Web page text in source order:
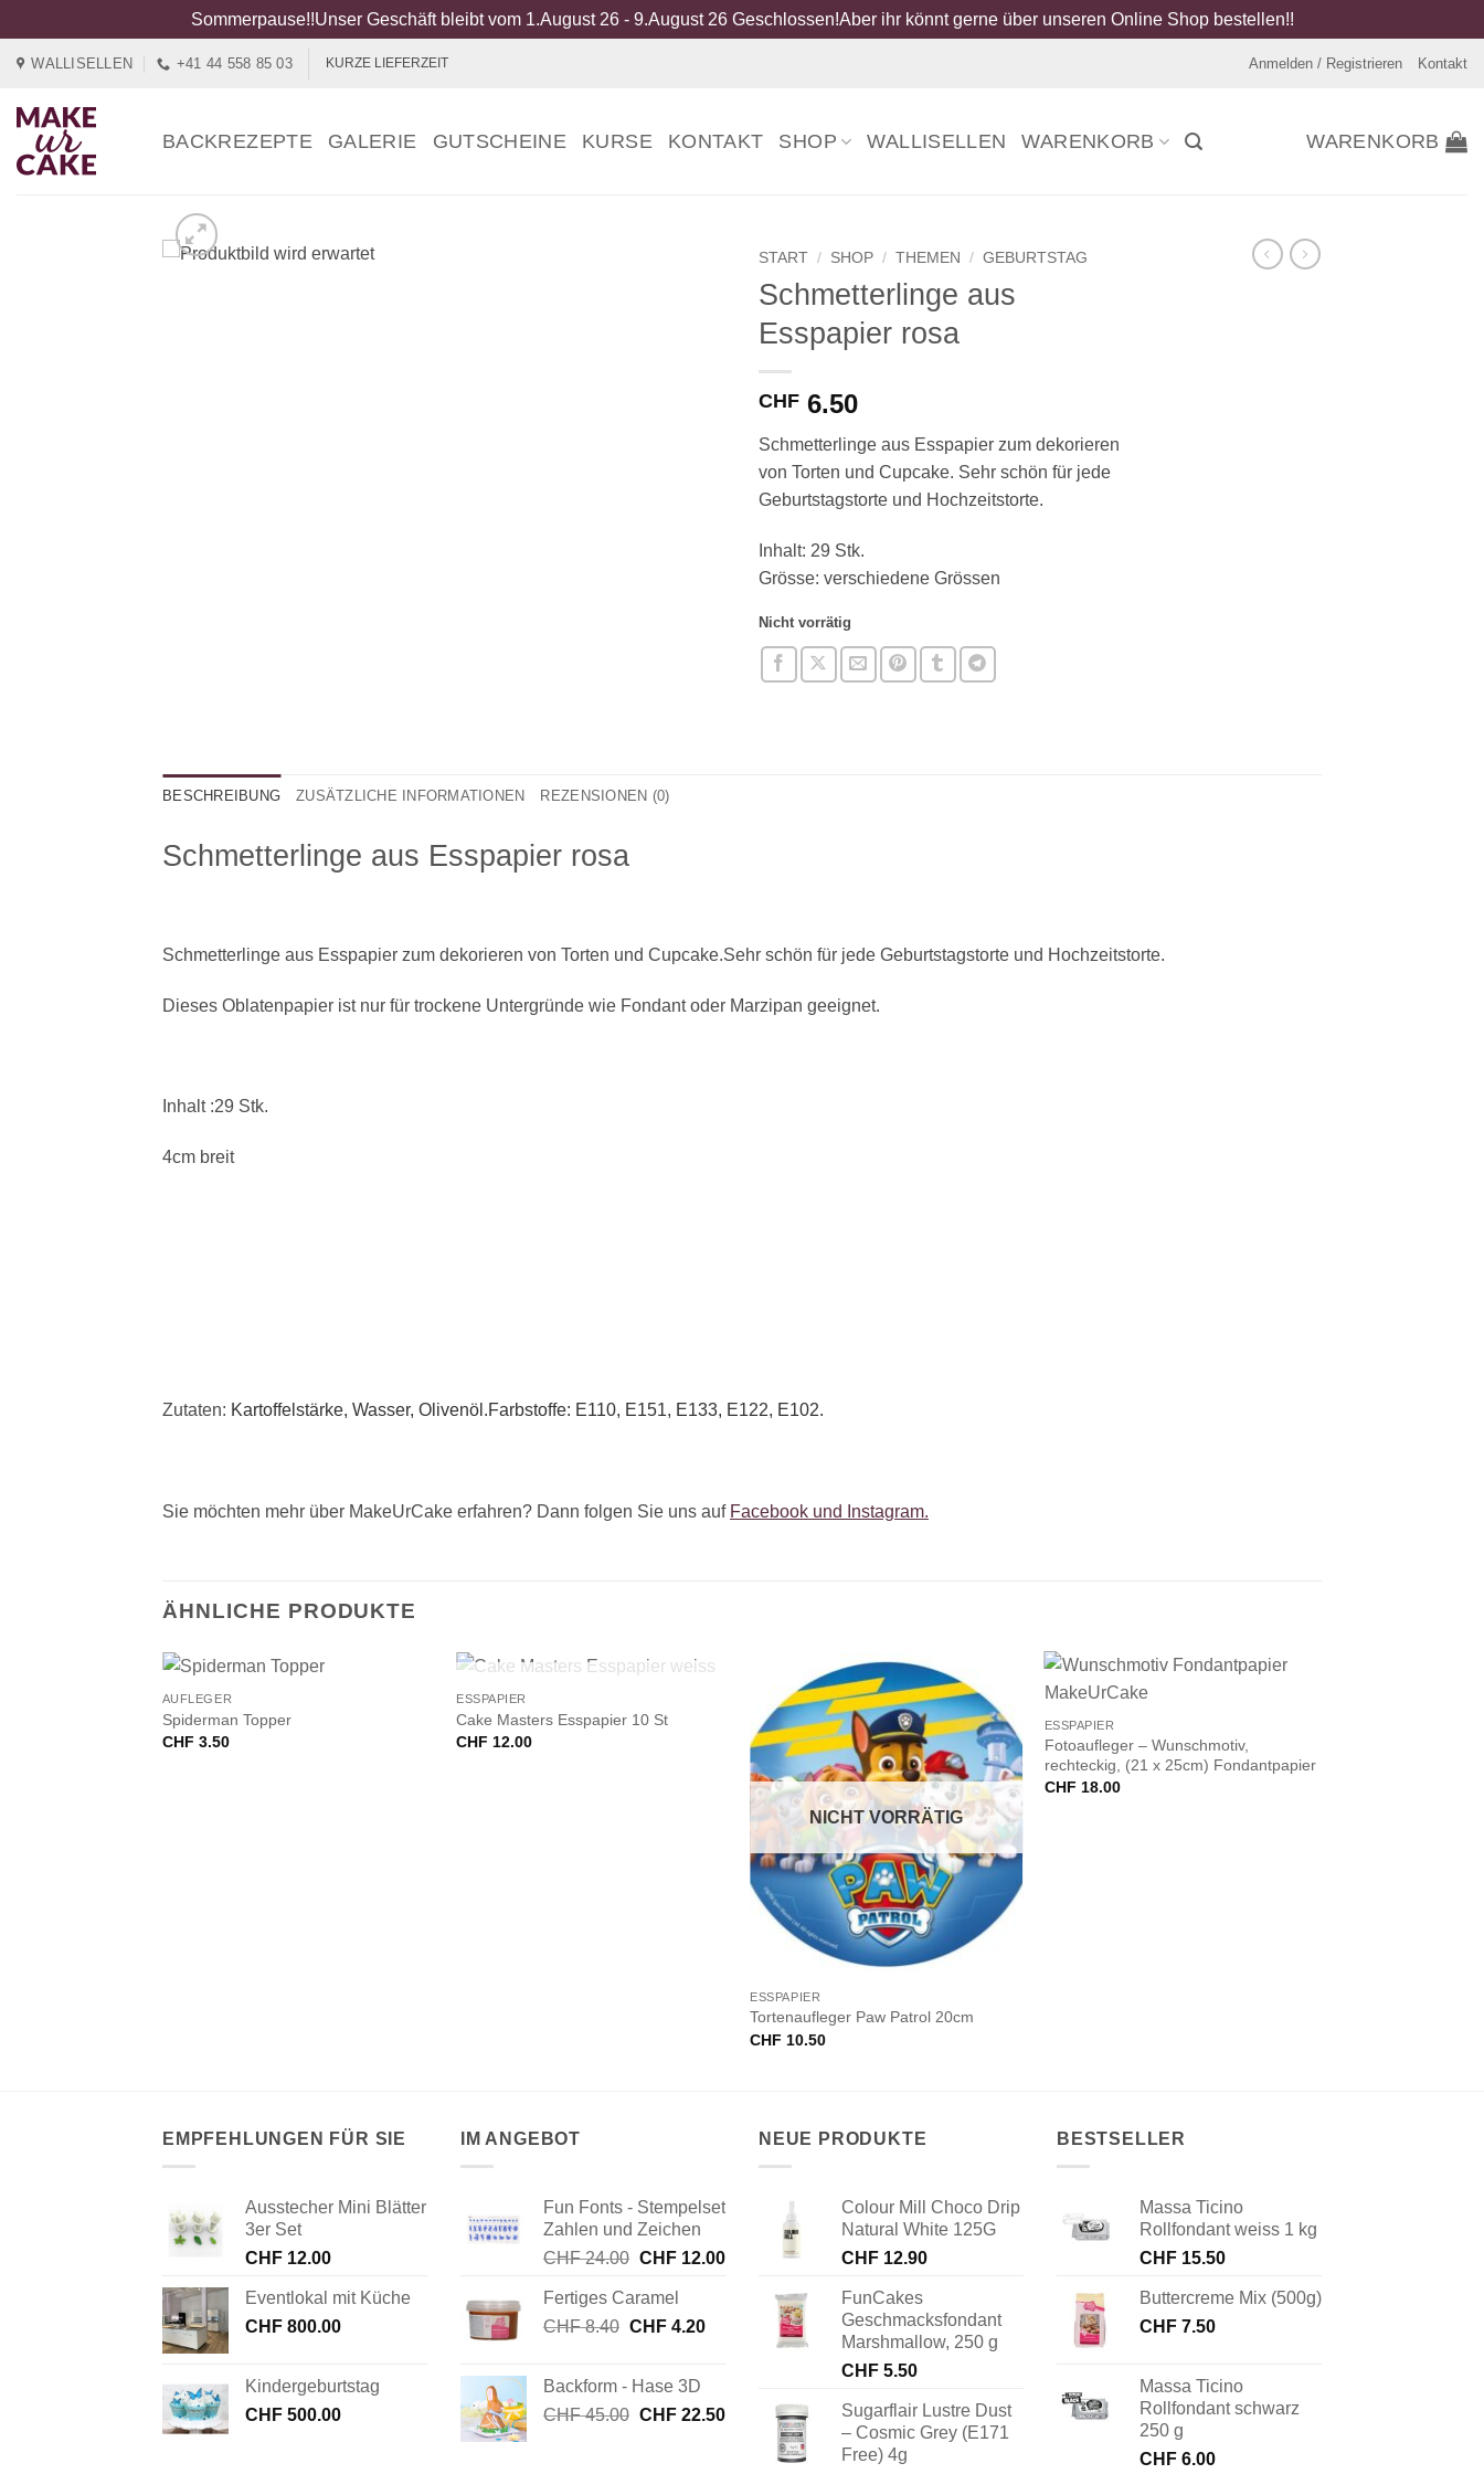
Sommerpause!!Unser Geschäft bleibt vom 1.August 26 - 9.August 26 Geschlossen!Aber ihr könnt gerne über unseren Online Shop bestellen!!
springen
WALLISELLEN +41 44 558 85 03 KURZE LIEFERZEIT Anmelden / Registrieren Kontakt
BACKREZEPTE GALERIE GUTSCHEINE KURSE KONTAKT SHOP WALLISELLEN WARENKORB WARENKORB
START / SHOP / THEMEN / GEBURTSTAG
Schmetterlinge aus
Esspapier rosa
CHF 6.50
Schmetterlinge aus Esspapier zum dekorieren
von Torten und Cupcake. Sehr schön für jede
Geburtstagstorte und Hochzeitstorte.
Inhalt: 29 Stk.
Grösse: verschiedene Grössen
Nicht vorrätig
BESCHREIBUNG ZUSÄTZLICHE INFORMATIONEN REZENSIONEN (0)
Schmetterlinge aus Esspapier rosa
Schmetterlinge aus Esspapier zum dekorieren von Torten und Cupcake.Sehr schön für jede Geburtstagstorte und Hochzeitstorte.
Dieses Oblatenpapier ist nur für trockene Untergründe wie Fondant oder Marzipan geeignet.
Inhalt :29 Stk.
4cm breit
Zutaten: Kartoffelstärke, Wasser, Olivenöl.Farbstoffe: E110, E151, E133, E122, E102.
Sie möchten mehr über MakeUrCake erfahren? Dann folgen Sie uns auf Facebook und Instagram.
ÄHNLICHE PRODUKTE
+
AUFLEGER
Spiderman Topper
CHF 3.50
+
NICHT VORRÄTIG
ESSPAPIER
Cake Masters Esspapier 10 St
CHF 12.00
NICHT VORRÄTIG
ESSPAPIER
Tortenaufleger Paw Patrol 20cm
CHF 10.50
+
ESSPAPIER
Fotoaufleger – Wunschmotiv,
rechteckig, (21 x 25cm) Fondantpapier
CHF 18.00
EMPFEHLUNGEN FÜR SIE
Ausstecher Mini Blätter
3er Set
CHF 12.00
Eventlokal mit Küche
CHF 800.00
Kindergeburtstag
CHF 500.00
IM ANGEBOT
Fun Fonts - Stempelset
Zahlen und Zeichen
CHF24.00 Ursprünglicher
war:
CHF 24.00
CHF12.00Aktueller
CHF 12.00.
Fertiges Caramel
CHF8.40 Ursprünglicher
CHF 8.40
CHF4.20Aktueller
Backform - Hase 3D
CHF45.00 Ursprünglicher
CHF22.50Aktueller
NEUE PRODUKTE
Colour Mill Choco Drip
Natural White 125G
CHF 12.90
FunCakes
Geschmacksfondant
Marshmallow, 250 g
CHF 5.50
Sugarflair Lustre Dust
– Cosmic Grey (E171
Free) 4g
BESTSELLER
Massa Ticino
Rollfondant weiss 1 kg
CHF 15.50
Buttercreme Mix (500g)
CHF 7.50
Massa Ticino
Rollfondant schwarz
250 g
CHF 6.00